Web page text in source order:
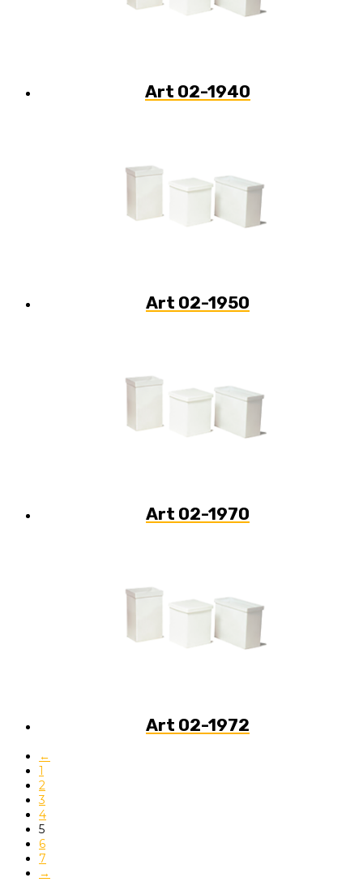
Art 02-1940
Art 02-1950
Art 02-1970
Art 02-1972
←
1
2
3
4
5
6
7
→